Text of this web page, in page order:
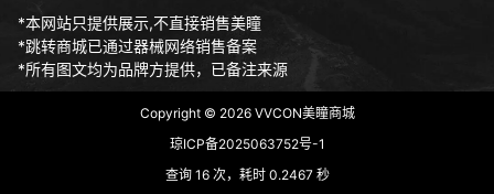
*本网站只提供展示,不直接销售美瞳
*跳转商城已通过器械网络销售备案
*所有图文均为品牌方提供，已备注来源
Copyright © 2026VVCON美瞳商城
琼ICP备2025063752号-1
查询 16 次，耗时 0.2467 秒